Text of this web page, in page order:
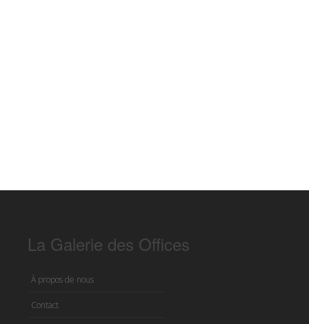
La Galerie des Offices
À propos de nous
Contact